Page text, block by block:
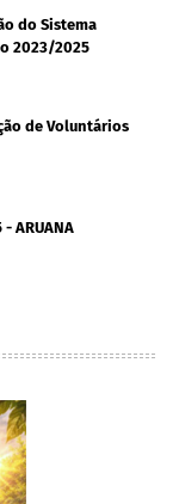
do Sistema
2023/2025
de Voluntários
ARUANA